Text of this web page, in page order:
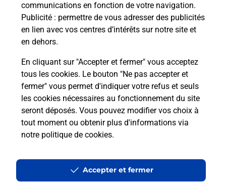
communications en fonction de votre navigation.
Publicité : permettre de vous adresser des publicités
en lien avec vos centres d’intérêts sur notre site et
en dehors.
En cliquant sur "Accepter et fermer" vous acceptez
tous les cookies. Le bouton "Ne pas accepter et
fermer" vous permet d'indiquer votre refus et seuls
les cookies nécessaires au fonctionnement du site
seront déposés. Vous pouvez modifier vos choix à
tout moment ou obtenir plus d'informations via
notre politique de cookies.
Accepter et fermer
Esnoms au Val
Camion jaune Esnoms au Val
Accessibilité : partiellement conforme